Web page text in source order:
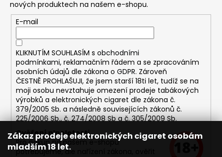
Zákaz prodeje elektronických cigaret osobám
mladším 18 let.
nových produktech na našem e-shopu.
E-mail
KLIKNUTÍM SOUHLASÍM s obchodními
podmínkami, reklamačním řádem a se zpracováním
osobních údajů dle zákona o GDPR. Zároveň
ČESTNĚ PROHLAŠUJI, že jsem starší 18ti let, tudíž se na
moji osobu nevztahuje omezení prodeje tabákových
výrobků a elektronických cigaret dle zákona č.
379/2005 Sb. a následně souvisejících zákonů č.
225/2006 Sb., č. 274/2008 Sb a č. 305/2009 Sb.
Ověření plnoletosti
Pro nákup na našem e-shopu
potřebujeme, dle nařízení zákona, ověřit